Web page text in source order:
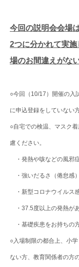
今回の説明会会場
2つに分かれて実
場のお間違えがな
○今回（10/17）開催の入
に申込登録をしていない
○自宅での検温、マスク
慮ください。
・発熱や咳などの風邪
・強いだるさ（倦怠感
・新型コロナウイルス
・37.5度以上の発熱が
・基礎疾患をお持ちの
○入場制限の都合上、小
ない方、教育関係者の方